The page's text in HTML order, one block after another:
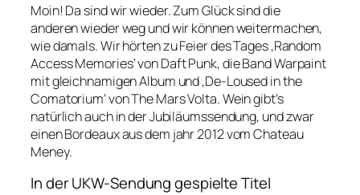
Moin! Da sind wir wieder. Zum Glück sind die
anderen wieder weg und wir können weitermachen,
wie damals. Wir hörten zu Feier des Tages ‚Random
Access Memories‘ von Daft Punk, die Band Warpaint
mit gleichnamigen Album und ‚De-Loused in the
Comatorium‘ von The Mars Volta. Wein gibt’s
natürlich auch in der Jubiläumssendung, und zwar
einen Bordeaux aus dem jahr 2012 vom Chateau
Meney.
In der UKW-Sendung gespielte Titel